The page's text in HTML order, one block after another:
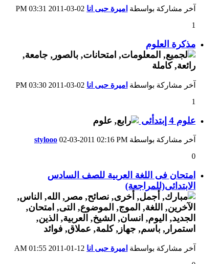
آخر مشاركة بواسطة اميرة حبى انا
03:31 PM
1
مذكرة العلوم
آخر مشاركة بواسطة اميرة حبى انا
03:30 PM
1
علوم 4 إبتدأئى
آخر مشاركة بواسطة stylooo 02-03-2011 02:16 PM
0
امتحان فى اللغة العربية للصف السادس
الابتدائى(للمراجعة)
آخر مشاركة بواسطة اميرة حبى انا
01:55 AM